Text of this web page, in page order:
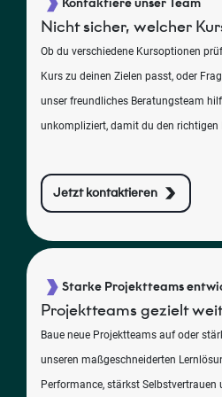
Nicht sicher, welcher
Ob du verschiedene Kursoptionen
Kurs zu deinen Zielen passt, oder
unser freundliches Beratungsteam
unkompliziert, damit du den richtigen
Jetzt kontaktieren
Starke Projektteams
Projektteams gezielt
Baue neue Projektteams auf oder
unseren maßgeschneiderten
Performance, stärkst Selbstvertrauen